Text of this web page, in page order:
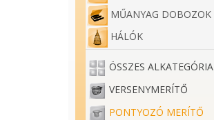
MŰANYAG DOBOZOK
HÁLÓK
ÖSSZES ALKATEGÓRIA
VERSENYMERÍTŐ
PONTYOZÓ MERÍTŐ